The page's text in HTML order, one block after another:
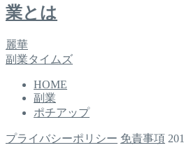
業とは
麗華
副業タイムズ
HOME
副業
ポチアップ
プライバシーポリシー 免責事項